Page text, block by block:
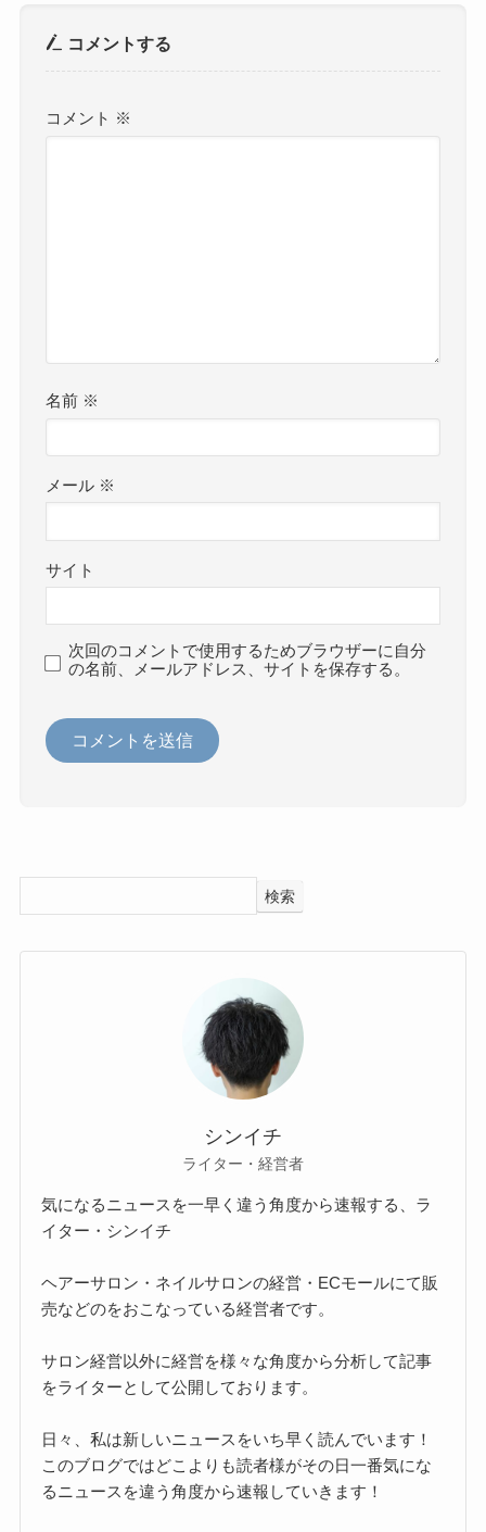
コメントする
コメント ※
名前 ※
メール ※
サイト
次回のコメントで使用するためブラウザーに自分
の名前、メールアドレス、サイトを保存する。
検索
シンイチ
ライター・経営者
気になるニュースを一早く違う角度から速報する、ラ
イター・シンイチ
ヘアーサロン・ネイルサロンの経営・ECモールにて販
売などのをおこなっている経営者です。
サロン経営以外に経営を様々な角度から分析して記事
をライターとして公開しております。
日々、私は新しいニュースをいち早く読んでいます！
このブログではどこよりも読者様がその日一番気にな
るニュースを違う角度から速報していきます！